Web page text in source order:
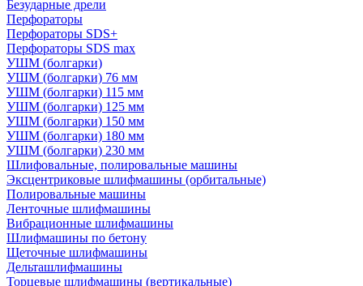
Безударные дрели
Перфораторы
Перфораторы SDS+
Перфораторы SDS max
УШМ (болгарки)
УШМ (болгарки) 76 мм
УШМ (болгарки) 115 мм
УШМ (болгарки) 125 мм
УШМ (болгарки) 150 мм
УШМ (болгарки) 180 мм
УШМ (болгарки) 230 мм
Шлифовальные, полировальные машины
Эксцентриковые шлифмашины (орбитальные)
Полировальные машины
Ленточные шлифмашины
Вибрационные шлифмашины
Шлифмашины по бетону
Щеточные шлифмашины
Дельташлифмашины
Торцевые шлифмашины (вертикальные)